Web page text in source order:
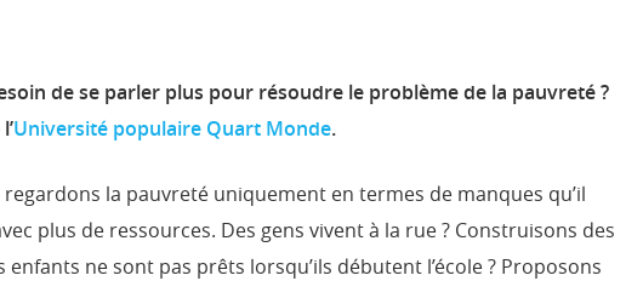
de se parler plus pour résoudre le problème de la pauvreté ?
Université populaire Quart Monde.
la pauvreté uniquement en termes de manques qu’il
plus de ressources. Des gens vivent à la rue ? Construisons des
enfants ne sont pas prêts lorsqu’ils débutent l’école ? Proposons